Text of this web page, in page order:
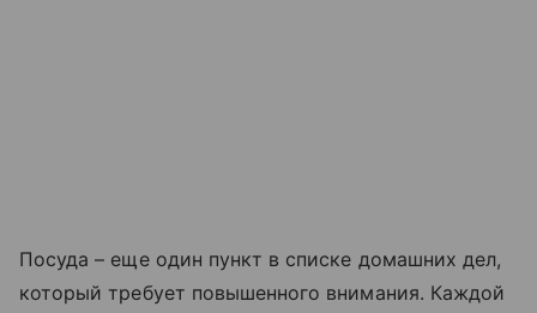
Посуда – еще один пункт в списке домашних дел,
который требует повышенного внимания. Каждой